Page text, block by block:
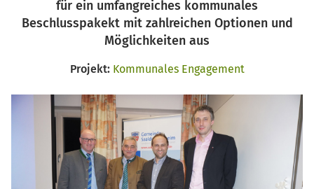
für ein umfangreiches kommunales
Beschlusspakekt mit zahlreichen Optionen und
Möglichkeiten aus
Projekt: Kommunales Engagement